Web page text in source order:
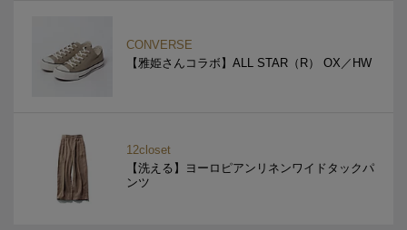
CONVERSE
【雅姫さんコラボ】ALL STAR（R） OX／HW
12closet
【洗える】ヨーロピアンリネンワイドタックパ
ンツ